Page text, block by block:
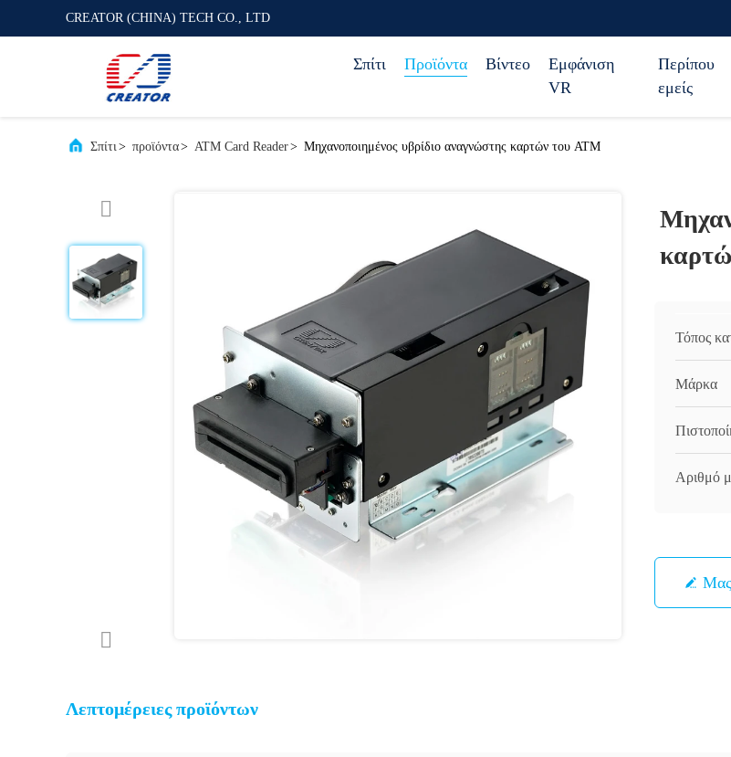
CREATOR (CHINA) TECH CO., LTD
Σπίτι Προϊόντα Βίντεο
Εμφάνιση
VR
Περίπου
εμείς
Σπίτι> προϊόντα> ATM Card Reader> Μηχανοποιημένος υβρίδιο αναγνώστης καρτών του ATM
Τόπος
Μάρκα
Αριθμό
Λεπτομέρειες προϊόντων